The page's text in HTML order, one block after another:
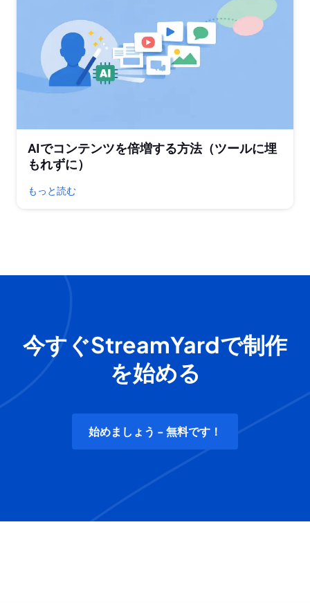
AIでコンテンツを倍増する方法（ツールに埋
もれずに）
もっと読む
今すぐStreamYardで制作
を始める
始めましょう - 無料です！